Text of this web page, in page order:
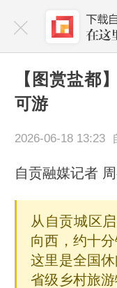
【图赏盐都
可游
2026-06-18 13:23
自贡融媒记者
从自贡城区
向西，约十
这里是全国休
省级乡村旅